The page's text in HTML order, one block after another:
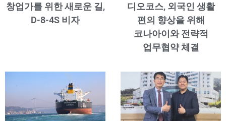
창업가를 위한 새로운 길,
D-8-4S 비자
디오코스, 외국인 생활
편의 향상을 위해
코나아이와 전략적
업무협약 체결